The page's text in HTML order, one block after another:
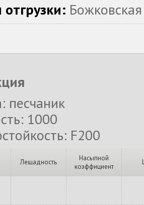
Божковская
песчаник
1000
F200
Лещадность
Насыпной
коэффициент